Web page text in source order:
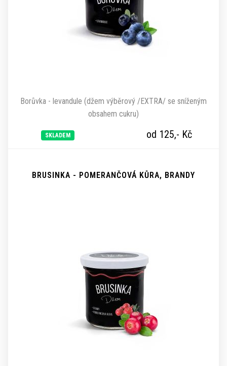
Borůvka - levandule (džem výběrový /EXTRA/ se sníženým
obsahem cukru)
SKLADEM od 125,- Kč
BRUSINKA - POMERANČOVÁ KŮRA, BRANDY